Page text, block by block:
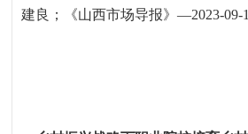
建良；《山西市场导报》—2023-09-